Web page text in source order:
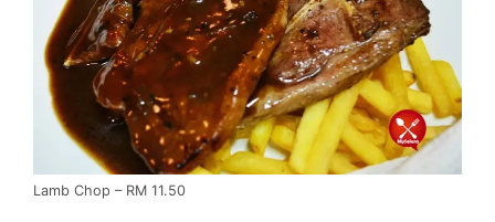
Lamb Chop – RM 11.50